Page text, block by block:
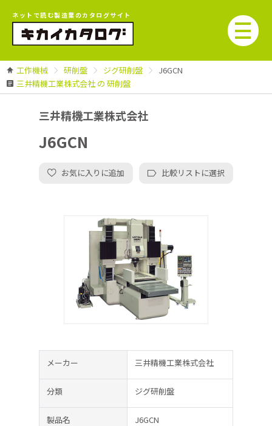
ネットで読む製造業のカタログサイト
工作機械 研削盤 ジグ研削盤
J6GCN
三井精機工業株式会社 の 研削盤
三井精機工業株式会社
J6GCN
お気に入りに追加 比較リストに選択
メーカー 三井精機工業株式会社
分類 ジグ研削盤
製品名 J6GCN